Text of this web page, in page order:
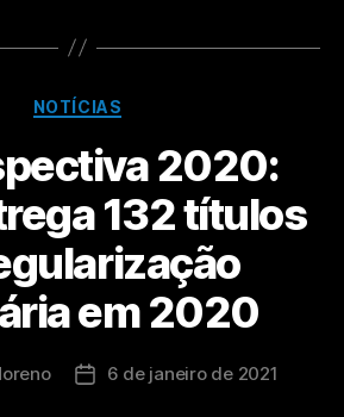
NOTÍCIAS
2020:
132 títulos
em 2020
6 de janeiro de 2021